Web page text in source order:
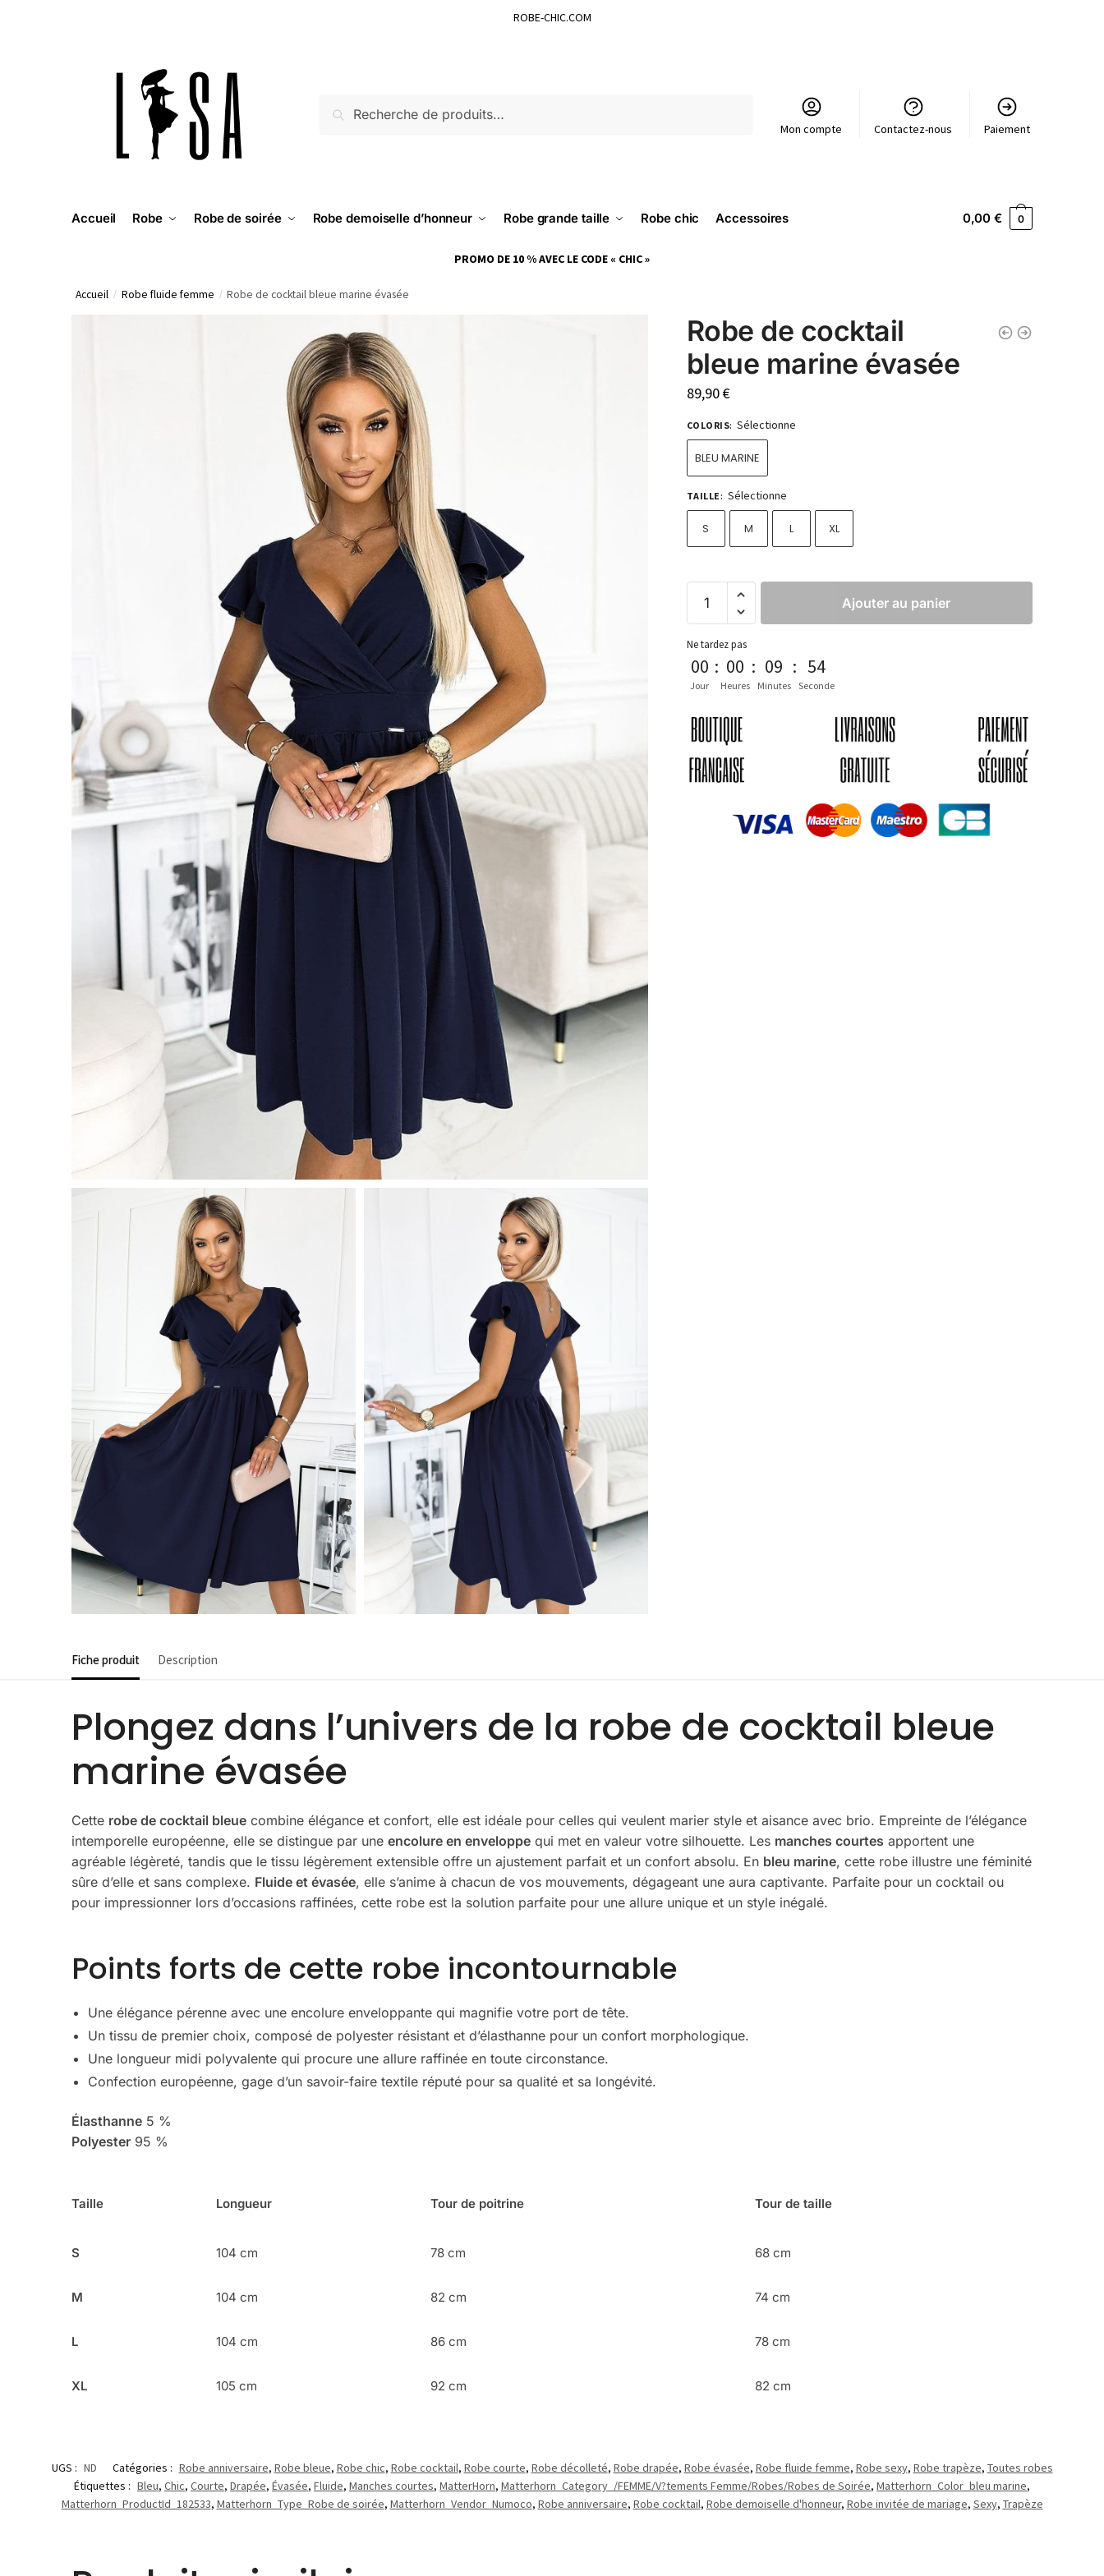
ROBE-CHIC.COM
RECHERCHE
Mon compte Contactez-nous Paiement
Accueil Robe Robe de soirée Robe demoiselle d’honneur Robe grande taille Robe chic Accessoires 0,00€ 0
PROMO DE 10 % AVEC LE CODE « CHIC »
Accueil / Robe fluide femme / Robe de cocktail bleue marine évasée
Robe de cocktail
bleue marine évasée
89,90€
COLORIS: Sélectionne
BLEU MARINE
TAILLE: Sélectionne
S M L XL
Ajouter au panier
Ne tardez pas
00
Jour
: 00
Heures
: 09
Minutes
: 52
Seconde
Fiche produit Description
Plongez dans l’univers de la robe de cocktail bleue
marine évasée
Cette robe de cocktail bleue combine élégance et confort, elle est idéale pour celles qui veulent marier style et aisance avec brio. Empreinte de l’élégance
intemporelle européenne, elle se distingue par uneencolure en enveloppe qui met en valeur votre silhouette. Les manches courtes apportent une
agréable légèreté, tandis que le tissu légèrement extensible offre un ajustement parfait et un confort absolu. En bleu marine, cette robe illustre une féminité
sûre d’elle et sans complexe. Fluide et évasée, elle s’anime à chacun de vos mouvements, dégageant une aura captivante. Parfaite pour un cocktail ou
pour impressionner lors d’occasions raffinées, cette robe est la solution parfaite pour une allure unique et un style inégalé.
Points forts de cette robe incontournable
Une élégance pérenne avec une encolure enveloppante qui magnifie votre port de tête.
Un tissu de premier choix, composé de polyester résistant et d’élasthanne pour un confort morphologique.
Une longueur midi polyvalente qui procure une allure raffinée en toute circonstance.
Confection européenne, gage d’un savoir-faire textile réputé pour sa qualité et sa longévité.
Élasthanne 5 %
Polyester 95 %
Taille Longueur Tour de poitrine Tour de taille
S 104 cm 78 cm 68 cm
M 104 cm 82 cm 74 cm
L 104 cm 86 cm 78 cm
XL 105 cm 92 cm 82 cm
UGS : ND Catégories : Robe anniversaire, Robe bleue, Robe chic, Robe cocktail, Robe courte, Robe décolleté, Robe drapée, Robe évasée, Robe fluide femme, Robe sexy, Robe trapèze, Toutes robes
Étiquettes : Bleu, Chic, Courte, Drapée, Évasée, Fluide, Manches courtes, MatterHorn, Matterhorn_Category_/FEMME/V?tements Femme/Robes/Robes de Soirée, Matterhorn_Color_bleu marine,
Matterhorn_ProductId_182533, Matterhorn_Type_Robe de soirée, Matterhorn_Vendor_Numoco, Robe anniversaire, Robe cocktail, Robe demoiselle d'honneur, Robe invitée de mariage, Sexy, Trapèze